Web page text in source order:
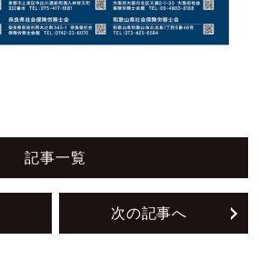
記事一覧
次の記事へ